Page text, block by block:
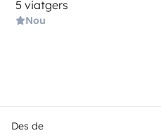
5 viatgers
Nou
Des de